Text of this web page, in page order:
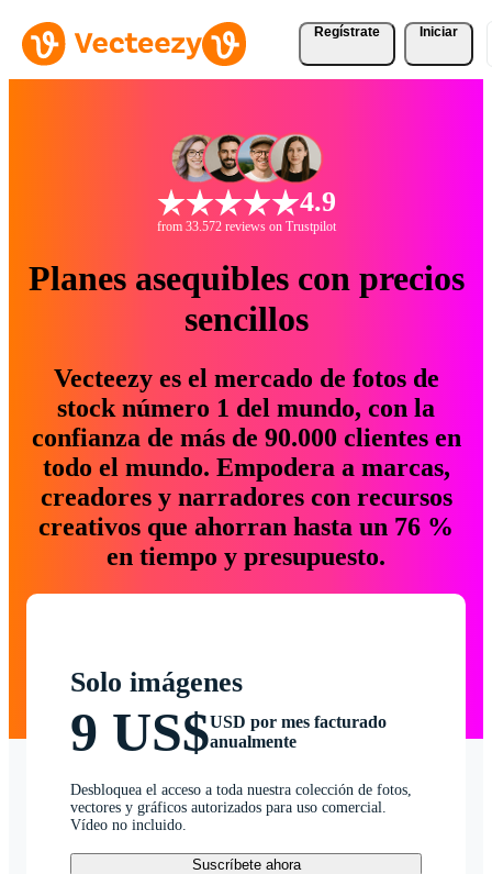
Regístrate Iniciar
4.9
from 33.572 reviews on Trustpilot
Planes asequibles con precios
sencillos
Vecteezy es el mercado de fotos de
stock número 1 del mundo, con la
confianza de más de 90.000 clientes en
todo el mundo. Empodera a marcas,
creadores y narradores con recursos
creativos que ahorran hasta un 76 %
en tiempo y presupuesto.
Solo imágenes
9 US$USD por mes facturado
anualmente
Desbloquea el acceso a toda nuestra colección de fotos,
vectores y gráficos autorizados para uso comercial.
Vídeo no incluido.
Suscríbete ahora